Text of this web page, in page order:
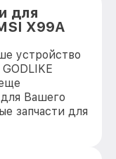
для
X99A
устройство
Вашего
запчасти для